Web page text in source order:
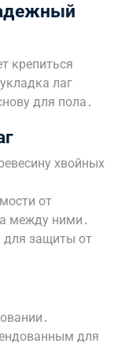
крепиться
лаг
для пола․
хвойных
от
между ними․
для защиты от
для